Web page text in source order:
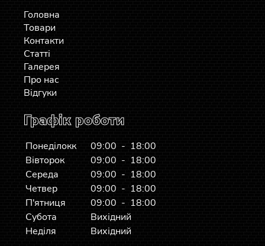
Головна
Товари
Контакти
Статті
Галерея
Про нас
Відгуки
Графік роботи
Понеділокк
09:00 - 18:00
Вівторок
09:00 - 18:00
Середа
09:00 - 18:00
Четвер
09:00 - 18:00
П'ятниця
09:00 - 18:00
Субота
Вихідний
Неділя
Вихідний